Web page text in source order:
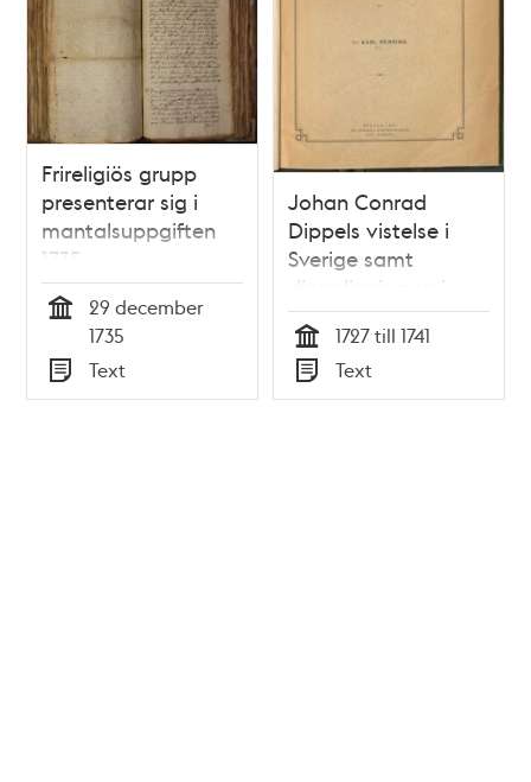
Frireligiös grupp
presenterar sig i
mantalsuppgiften
1735
29 december
1735
Typ
Text
Johan Conrad
Dippels vistelse i
Sverige samt
dippelianismen i
Stockholm 1727-1741
Tid
1727 till 1741
Typ
Text